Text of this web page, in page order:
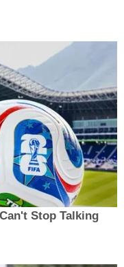
Stop Talking